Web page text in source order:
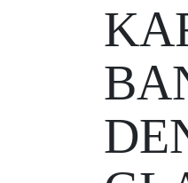
EN